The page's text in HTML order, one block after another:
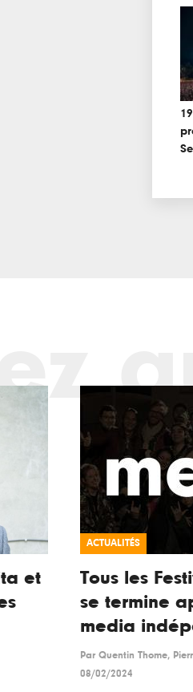
et
ACTUALITÉS
Tous les
se termine
media
Par Quentin Thome,
08/02/2024